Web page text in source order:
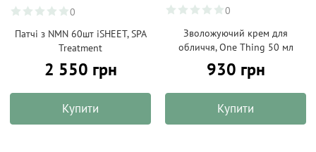
0
Патчі з NMN 60шт iSHEET, SPA
Treatment
2 550 грн
Купити
0
Зволожуючий крем для
обличчя, One Thing 50 мл
930 грн
Купити